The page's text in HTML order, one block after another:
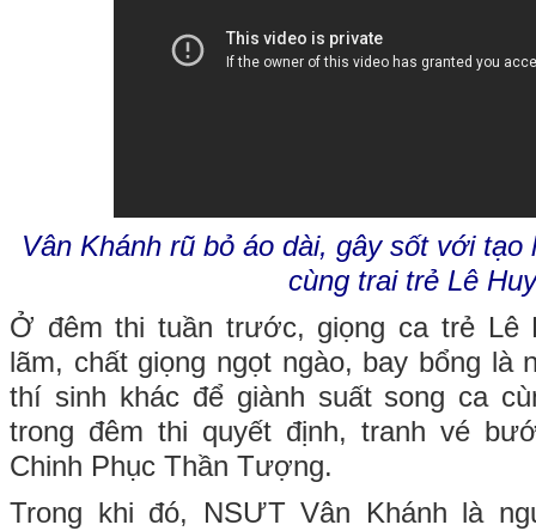
Vân Khánh rũ bỏ áo dài, gây sốt với
cùng trai trẻ Lê Huy
Ở đêm thi tuần trước, giọng ca trẻ Lê
lãm, chất giọng ngọt ngào, bay bổng là
thí sinh khác để giành suất song ca
trong đêm thi quyết định, tranh vé
Chinh Phục Thần Tượng.
Trong khi đó, NSƯT Vân Khánh là